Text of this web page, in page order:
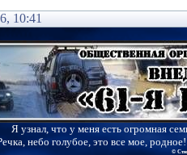
10:41
Я узнал, что у меня есть огромная
небо голубое, это все мое,
©